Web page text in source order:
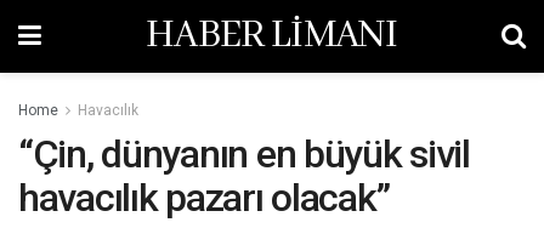
HABER LİMANI
Home Havacılık
“Çin, dünyanın en büyük sivil
havacılık pazarı olacak”